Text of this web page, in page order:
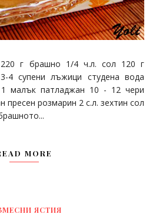
220 г брашно 1/4 ч.л. сол 120 г
4 супени лъжици студена вода
малък патладжан 10 - 12 чери
пресен розмарин 2 с.л. зехтин сол
MORE
ЯСТИЯ